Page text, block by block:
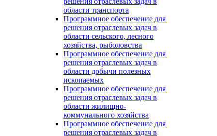
области транспорта
Программное обеспечение для
решения отраслевых задач в
области сельского, лесного
хозяйства, рыболовства
Программное обеспечение для
решения отраслевых задач в
области добычи полезных
ископаемых
Программное обеспечение для
решения отраслевых задач в
области жилищно-
коммунального хозяйства
Программное обеспечение для
решения отраслевых задач в